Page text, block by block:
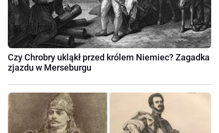
Czy Chrobry ukląkł przed królem Niemiec? Zagadka
zjazdu w Merseburgu